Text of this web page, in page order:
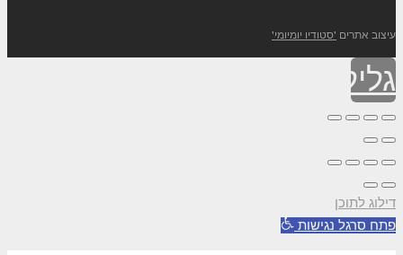
עיצוב אתרים 'סטודיו יומיומי'
גלילה
לראש
העמוד
דילוג לתוכן
פתח סרגל נגישות